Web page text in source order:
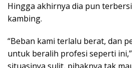
Hingga akhirnya dia pun
kambing.
“Beban kami terlalu berat, dan
untuk beralih profesi seperti